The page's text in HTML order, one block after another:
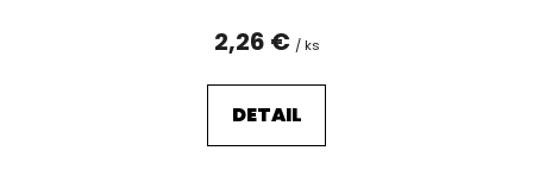
2,26 € / ks
DETAIL